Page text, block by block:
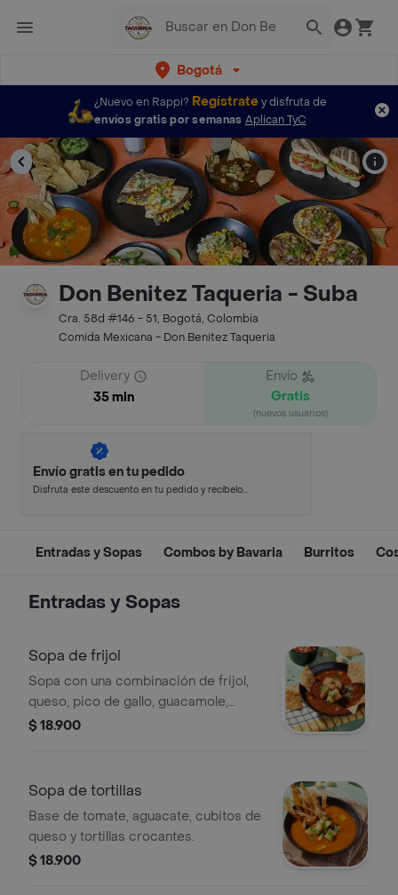
Bogotá
¿Nuevo en Rappi? Regístratey disfruta de
envíos gratis por semanas Aplican TyC
Don Benitez Taqueria - Suba
Cra. 58d #146 - 51, Bogotá, Colombia
Comida Mexicana - Don Benitez Taqueria
Delivery
35 min
Envío
Gratis
(nuevos usuarios)
Envío gratis en tu pedido
Disfruta este descuento en tu pedido y recíbelo
Entradas y Sopas Combos by Bavaria Burritos
Entradas y Sopas
Sopa de frijol
Sopa con una combinación de frijol,
queso, pico de gallo, guacamole,
totopos.
$ 18.900
Sopa de tortillas
Base de tomate, aguacate, cubitos de
queso y tortillas crocantes.
$ 18.900